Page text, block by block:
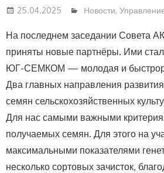
25.04.2025 Новости,
На последнем заседании Совета
приняты новые партнёры. Ими
ЮГ-СЕМКОМ — молодая и
Два главных направления
семян сельскохозяйственных
Для нас самыми важными
получаемых семян. Для этого на
максимальными показателями
несколько сортовых зачисток,